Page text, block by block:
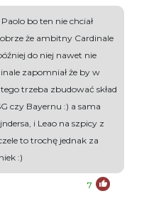
bo ten nie chciał
że ambitny Cardinale
do niej nawet nie
zapomniał że by w
trzeba zbudować skład
czy Bayernu :) a sama
i Leao na szpicy z
to trochę jednak za
:)
7